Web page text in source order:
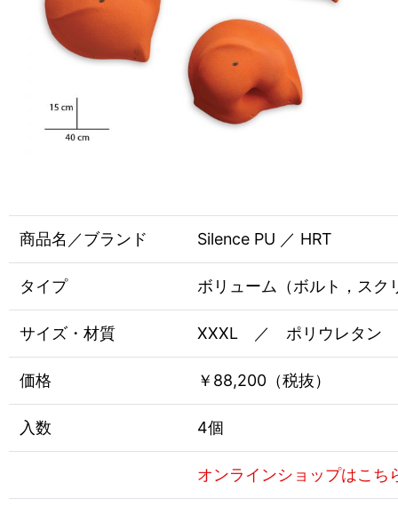
商品名／ブランド Silence PU ／ HRT
タイプ ボリューム（ボルト，スク
サイズ・材質 XXXL ／ ポリウレタン
価格 ￥88,200（税抜）
入数 4個
オンラインショップはこち